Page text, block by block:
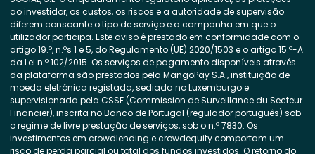
ao investidor, os custos, os riscos e a autoridade de supervisão
diferem consoante o tipo de serviço e a campanha em que o
utilizador participa. Este aviso é prestado em conformidade com o
artigo 19.º, n.ºs 1 e 5, do Regulamento (UE) 2020/1503 e o artigo 15.º-A
da Lei n.º 102/2015. Os serviços de pagamento disponíveis através
da plataforma são prestados pela MangoPay S.A., instituição de
moeda eletrónica registada, sediada no Luxemburgo e
supervisionada pela CSSF (Commission de Surveillance du Secteur
Financier), inscrita no Banco de Portugal (regulador português) sob
o regime de livre prestação de serviços, sob o n.º 7830. Os
investimentos em crowdlending e crowdequity comportam um
risco de perda parcial ou total dos fundos investidos. O retorno do